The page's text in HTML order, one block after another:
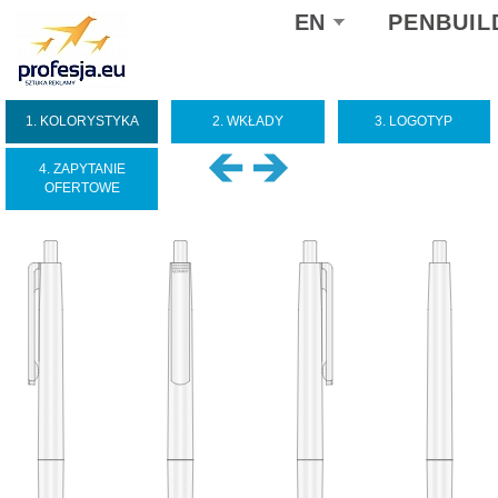
Select
yourEN
1. KOLORYSTYKA 2. WKŁADY 3. LOGOTYP
4. ZAPYTANIE
OFERTOWE